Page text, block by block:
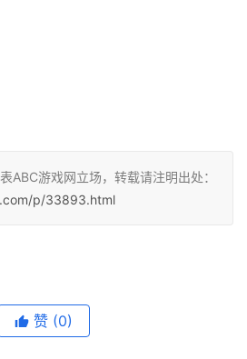
ABC游戏网立场，转载请注明出处：
p/33893.html
赞 (0)